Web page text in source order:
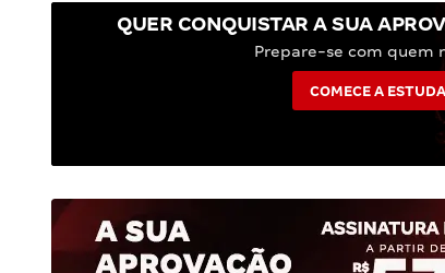
QUER CONQUISTAR A SUA
Prepare-se com quem
COMECE A